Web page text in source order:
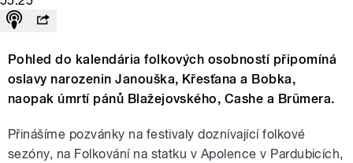
Pohled do kalendária folkových osobností připomíná
oslavy narozenin Janouška, Křesťana a Bobka,
naopak úmrtí pánů Blažejovského, Cashe a Brümera.
Přinášíme pozvánky na festivaly doznívající folkové
sezóny, na Folkování na statku v Apolence v Pardubicích,